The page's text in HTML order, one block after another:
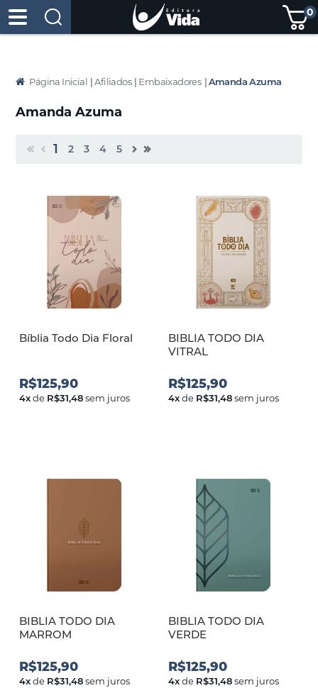
0
Página Inicial | Afiliados | Embaixadores |Amanda Azuma
Amanda Azuma
1 2 3 4 5
Bíblia Todo Dia Floral
R$125,90
4xde R$31,48sem juros
BIBLIA TODO DIA
VITRAL
R$125,90
4xde R$31,48sem juros
BIBLIA TODO DIA
MARROM
R$125,90
4xde R$31,48sem juros
BIBLIA TODO DIA
VERDE
R$125,90
4xde R$31,48sem juros